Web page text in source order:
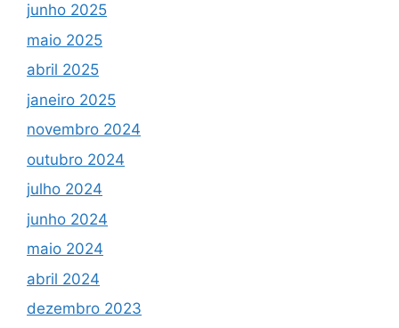
junho 2025
maio 2025
abril 2025
janeiro 2025
novembro 2024
outubro 2024
julho 2024
junho 2024
maio 2024
abril 2024
dezembro 2023